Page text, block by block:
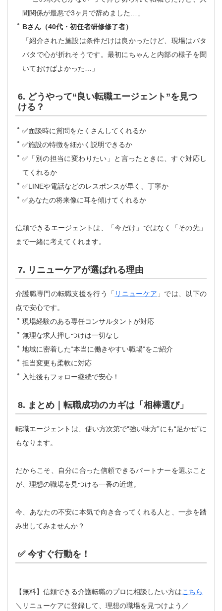
間関係が最悪で3ヶ月で辞めました…」
Bさん（40代・初任者研修修了者）
「紹介された施設は条件だけは良かったけど、現場はバタ
バタで心が折れそうです。最初にちゃんと内部の様子を聞
いておけばよかった…」
6. どうやって“良い転職エージェント”を見つ
ける？
✅面談時に質問をたくさんしてくれるか
✅施設の特徴を細かく説明できるか
✅「別の担当に変わりたい」と言ったときに、すぐ対応し
てくれるか
✅LINEや電話などのレスポンスが早く、丁寧か
✅あなたの将来像に耳を傾けてくれるか
信頼できるエージェントは、「今だけ」ではなく「その先」
まで一緒に考えてくれます。
7. リニューケアが選ばれる理由
介護職専門の転職支援を行う「 リニューケア 」では、以下の
点で安心です。
現場経験のある専任コンサルタントが対応
無理な求人押しつけは一切なし
地域に密着した“本当に働きやすい職場”をご紹介
担当変更も柔軟に対応
入社後もフォロー継続で安心！
8. まとめ｜転職成功のカギは「相棒選び」
転職エージェントは、使い方次第で“強い味方”にも“足かせ”に
もなります。
だからこそ、自分に合った信頼できるパートナーを選ぶこと
が、理想の職場を見つける一番の近道。
今、あなたの不安に本気で向き合ってくれる人と、一歩を踏
み出してみませんか？
✅ 今すぐ行動を！
【無料】信頼できる介護転職のプロに相談したい方はこちら
＼リニューケアに登録して、理想の職場を見つけよう／